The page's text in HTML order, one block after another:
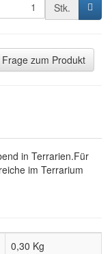
Stk.
Frage zum Produkt
in Terrarien.Für
im Terrarium
0,30 Kg